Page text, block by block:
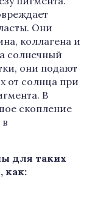
Они
коллагена и
солнечный
они подают
от солнца при
В
скопление
для таких
как: